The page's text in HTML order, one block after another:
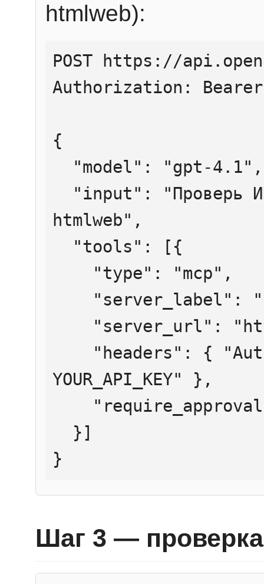
htmlweb):
POST https://
Authorization:
{
htmlweb",
YOUR_API_KEY" },
}
Шаг 3 — проверка